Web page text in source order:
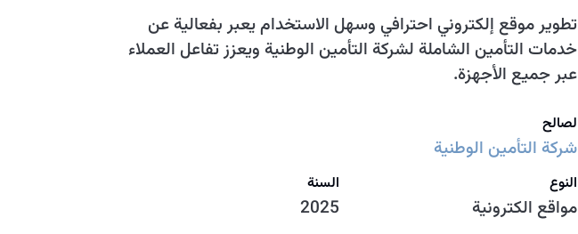
تطوير موقع إلكتروني احترافي وسهل الاستخدام يعبر بفعالية عن
خدمات التأمين الشاملة لشركة التأمين الوطنية ويعزز تفاعل العملاء
عبر جميع الأجهزة.
لصالح
شركة التأمين الوطنية
النوع
مواقع الكترونية
السنة
2025